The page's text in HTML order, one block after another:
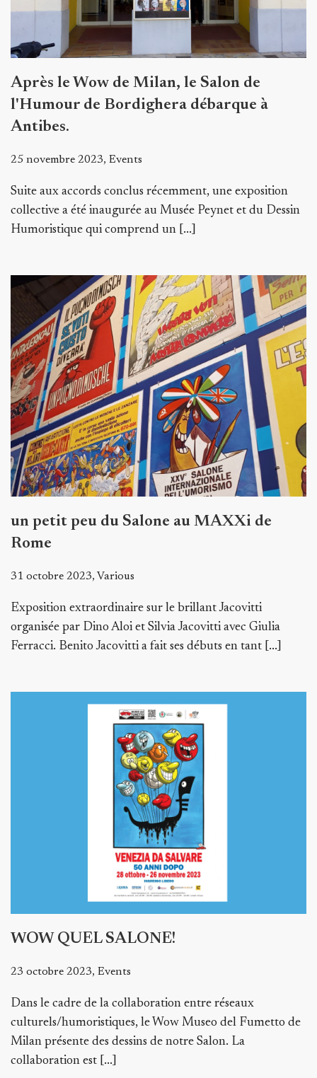
Après le Wow de Milan, le Salon de
l'Humour de Bordighera débarque à
Antibes.
25 novembre 2023, Events
Suite aux accords conclus récemment, une exposition
collective a été inaugurée au Musée Peynet et du Dessin
Humoristique qui comprend un [...]
un petit peu du Salone au MAXXi de
Rome
31 octobre 2023, Various
Exposition extraordinaire sur le brillant Jacovitti
organisée par Dino Aloi et Silvia Jacovitti avec Giulia
Ferracci. Benito Jacovitti a fait ses débuts en tant [...]
WOW QUEL SALONE!
23 octobre 2023, Events
Dans le cadre de la collaboration entre réseaux
culturels/humoristiques, le Wow Museo del Fumetto de
Milan présente des dessins de notre Salon. La
collaboration est [...]